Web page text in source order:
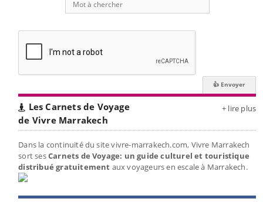
Les Carnets de Voyage
de Vivre Marrakech
+ lire plus
Dans la continuité du site vivre-marrakech.com, Vivre Marrakech
sort sesCarnets de Voyage: un guide culturel et touristique
distribué gratuitement aux voyageurs en escale à Marrakech.